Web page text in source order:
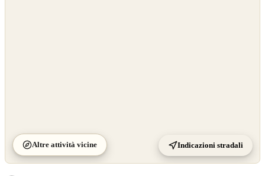
Altre attività vicine Indicazioni stradali